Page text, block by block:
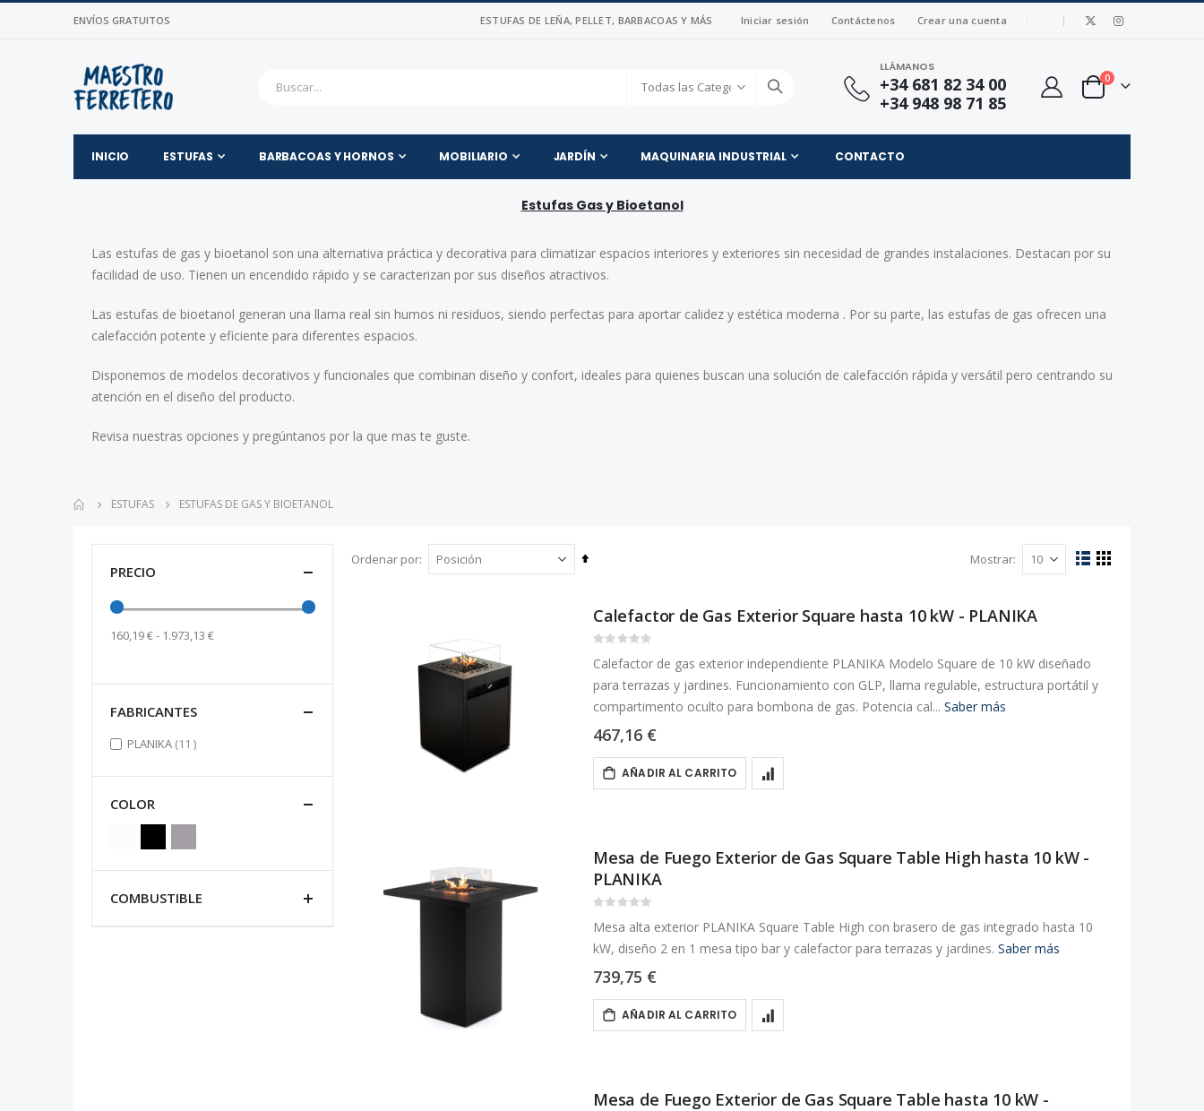
ENVÍOS GRATUITOS ESTUFAS DE LEÑA, PELLET, BARBACOAS Y MÁS Iniciar sesión Contáctenos Crear una cuenta |
LLÁMANOS
+34 681 82 34 00
+34 948 98 71 85
Cart
0artículos
INICIO ESTUFAS BARBACOAS Y HORNOS MOBILIARIO JARDÍN MAQUINARIA INDUSTRIAL CONTACTO
Estufas Gas y Bioetanol
Las estufas de gas y bioetanol son una alternativa práctica y decorativa para climatizar espacios interiores y exteriores sin necesidad de grandes instalaciones. Destacan por su
facilidad de uso. Tienen un encendido rápido y se caracterizan por sus diseños atractivos.
Las estufas de bioetanol generan una llama real sin humos ni residuos, siendo perfectas para aportar calidez y estética moderna . Por su parte, las estufas de gas ofrecen una
calefacción potente y eficiente para diferentes espacios.
Disponemos de modelos decorativos y funcionales que combinan diseño y confort, ideales para quienes buscan una solución de calefacción rápida y versátil pero centrando su
atención en el diseño del producto.
Revisa nuestras opciones y pregúntanos por la que mas te guste.
ESTUFAS ESTUFAS DE GAS Y BIOETANOL
Ordenar por
Fijar
Mostrar
VerListaParrilla
Calefactor de Gas Exterior Square hasta 10 kW - PLANIKA
Rating:
Calefactor de gas exterior independiente PLANIKA Modelo Square de 10 kW diseñado
para terrazas y jardines. Funcionamiento con GLP, llama regulable, estructura portátil y
compartimento oculto para bombona de gas. Potencia cal... Saber más
467,16 €
AÑADIR AL CARRITO
Mesa de Fuego Exterior de Gas Square Table High hasta 10 kW -
PLANIKA
Rating:
Mesa alta exterior PLANIKA Square Table High con brasero de gas integrado hasta 10
kW, diseño 2 en 1 mesa tipo bar y calefactor para terrazas y jardines. Saber más
739,75 €
AÑADIR AL CARRITO
Mesa de Fuego Exterior de Gas Square Table hasta 10 kW -
PRECIO
160,19 € - 1.973,13 €
FABRICANTES
PLANIKA 11items
COLOR
COMBUSTIBLE